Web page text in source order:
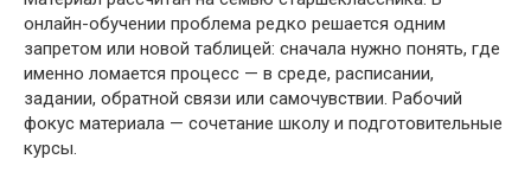
онлайн-обучении проблема редко решается одним
запретом или новой таблицей: сначала нужно понять, где
именно ломается процесс — в среде, расписании,
задании, обратной связи или самочувствии. Рабочий
фокус материала — сочетание школу и подготовительные
курсы.